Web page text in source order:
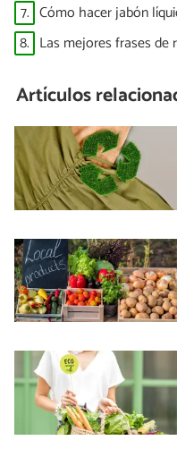
7. Cómo hacer jabón
8. Las mejores frases de
Artículos